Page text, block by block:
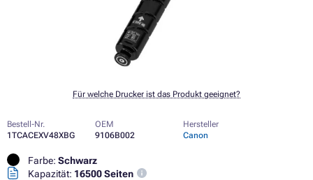
Für welche Drucker ist das Produkt geeignet?
Bestell-Nr.
1TCACEXV48XBG
OEM
9106B002
Hersteller
Canon
Farbe: Schwarz
Kapazität: 16500 Seiten